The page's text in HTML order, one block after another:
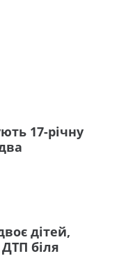
17-річну
дітей,
біля